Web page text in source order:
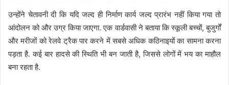
उन्होंने चेतावनी दी कि यदि जल्द ही निर्माण कार्य जल्द प्रारंभ नहीं किया गया तो
आंदोलन को और उग्र किया जाएगा. एक वार्डवासी ने बताया कि स्कूली बच्चों, बुजुर्गों
और मरीजों को रेलवे ट्रैक पार करने में सबसे अधिक कठिनाइयों का सामना करना
पड़ता है. कई बार हादसे की स्थिति भी बन जाती है, जिससे लोगों में भय का माहौल
बना रहता है.